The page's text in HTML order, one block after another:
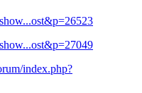
index.php?